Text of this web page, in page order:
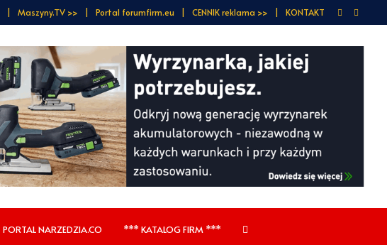
Maszyny.TV >> Portal forumfirm.eu CENNIK reklama >> KONTAKT
PORTAL NARZEDZIA.CO *** KATALOG FIRM ***